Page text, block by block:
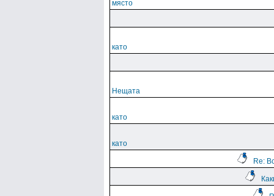
място
като
Нещата
като
като
Re: